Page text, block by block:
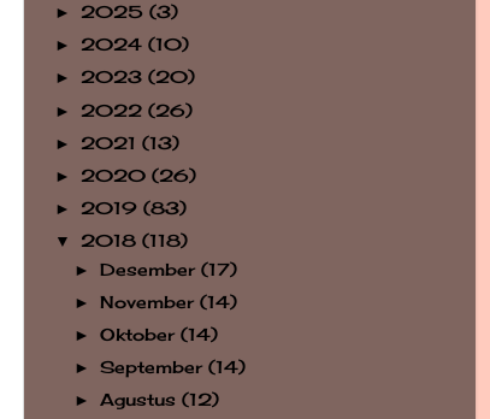
► 2025 (3)
► 2024 (10)
► 2023 (20)
► 2022 (26)
► 2021 (13)
► 2020 (26)
► 2019 (83)
▼ 2018 (118)
►Desember(17)
►November(14)
►Oktober(14)
►September(14)
►Agustus(12)